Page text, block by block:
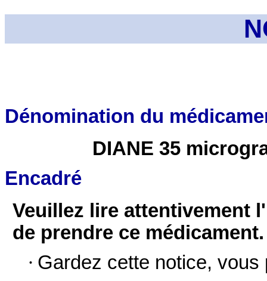
Dénomination du
DIANE 35
Encadré
Veuillez lire attentivement
de prendre ce médicament.
· Gardez cette notice,